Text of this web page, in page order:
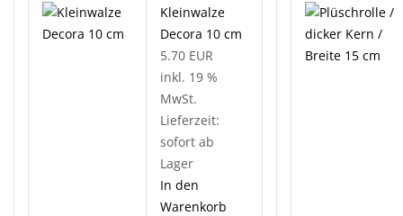
Kleinwalze
Decora 10 cm
5.70 EUR
inkl. 19 %
MwSt.
Lieferzeit:
sofort ab
Lager
In den
Warenkorb